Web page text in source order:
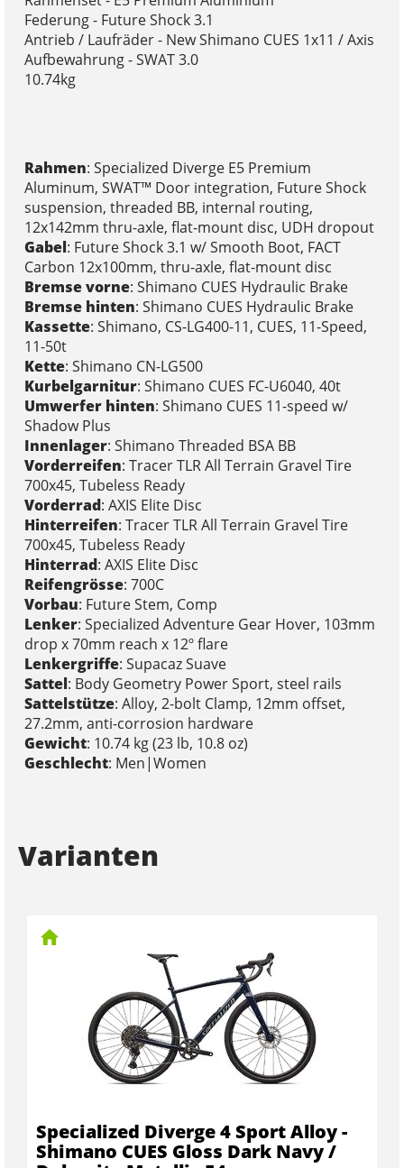
Federung - Future Shock 3.1
Antrieb / Laufräder - New Shimano CUES 1x11 / Axis
Aufbewahrung - SWAT 3.0
10.74kg
Rahmen: Specialized Diverge E5 Premium
Aluminum, SWAT™ Door integration, Future Shock
suspension, threaded BB, internal routing,
12x142mm thru-axle, flat-mount disc, UDH dropout
Gabel: Future Shock 3.1 w/ Smooth Boot, FACT
Carbon 12x100mm, thru-axle, flat-mount disc
Bremse vorne: Shimano CUES Hydraulic Brake
Bremse hinten: Shimano CUES Hydraulic Brake
Kassette: Shimano, CS-LG400-11, CUES, 11-Speed,
11-50t
Kette: Shimano CN-LG500
Kurbelgarnitur: Shimano CUES FC-U6040, 40t
Umwerfer hinten: Shimano CUES 11-speed w/
Shadow Plus
Innenlager: Shimano Threaded BSA BB
Vorderreifen: Tracer TLR All Terrain Gravel Tire
700x45, Tubeless Ready
Vorderrad: AXIS Elite Disc
Hinterreifen: Tracer TLR All Terrain Gravel Tire
700x45, Tubeless Ready
Hinterrad: AXIS Elite Disc
Reifengrösse: 700C
Vorbau: Future Stem, Comp
Lenker: Specialized Adventure Gear Hover, 103mm
drop x 70mm reach x 12º flare
Lenkergriffe: Supacaz Suave
Sattel: Body Geometry Power Sport, steel rails
Sattelstütze: Alloy, 2-bolt Clamp, 12mm offset,
27.2mm, anti-corrosion hardware
Gewicht: 10.74 kg (23 lb, 10.8 oz)
Geschlecht: Men|Women
Varianten
Specialized Diverge 4 Sport Alloy -
Shimano CUES Gloss Dark Navy /